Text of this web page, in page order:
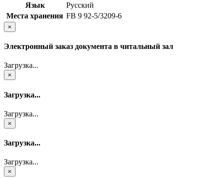
Язык
Русский
Места хранения FB 9 92-5/3209-6
×
Электронный заказ документа в читальный зал
Загрузка...
×
Загрузка...
Загрузка...
×
Загрузка...
Загрузка...
×